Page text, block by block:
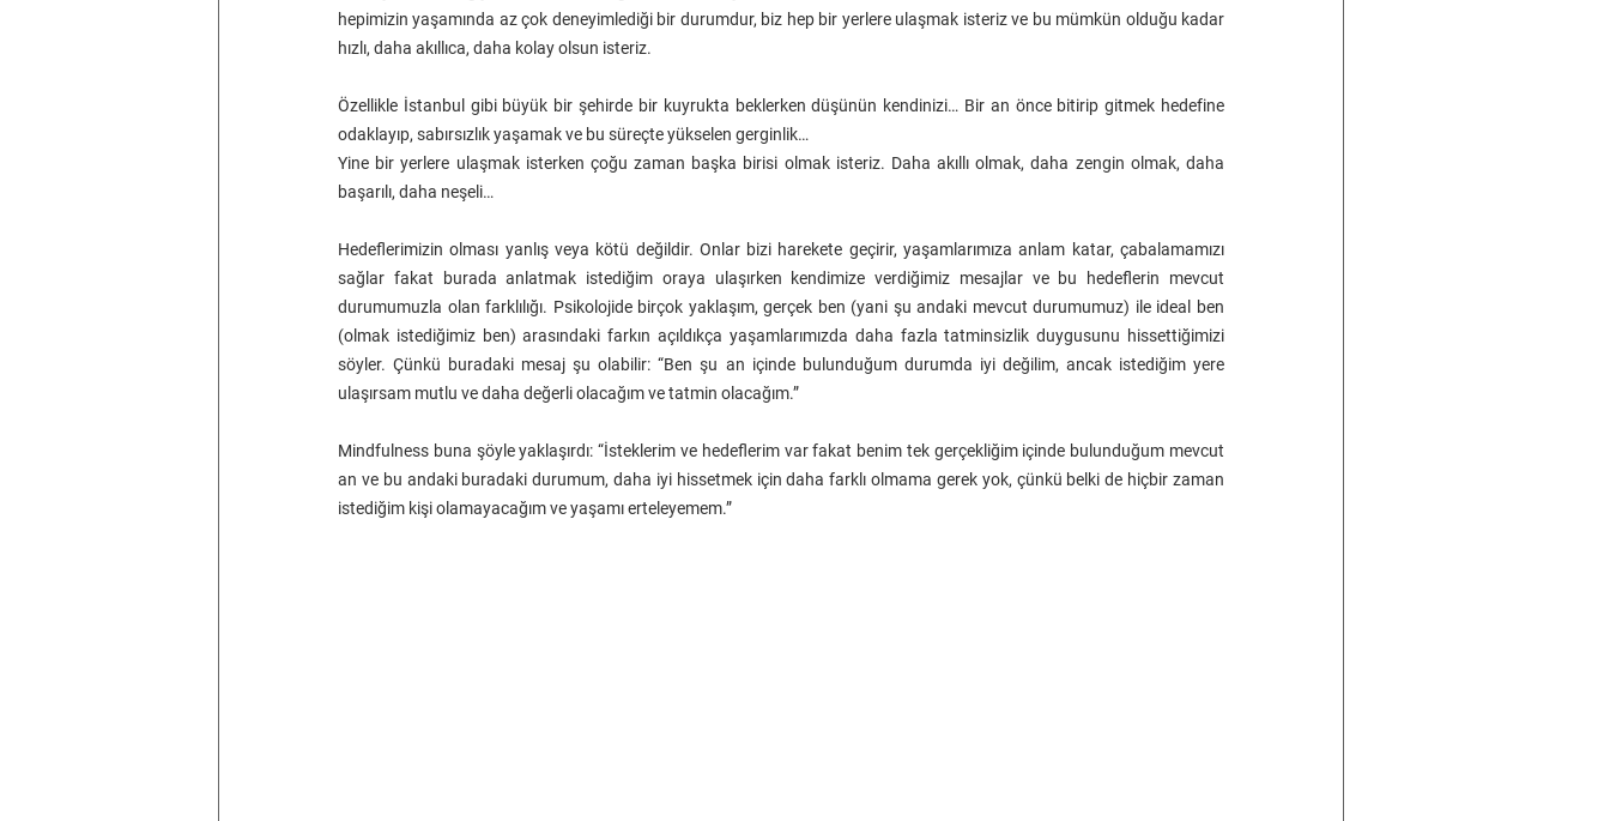
hepimizin yaşamında az çok deneyimlediği bir durumdur, biz hep bir yerlere ulaşmak isteriz ve bu mümkün olduğu kadar
hızlı, daha akıllıca, daha kolay olsun isteriz.
Özellikle İstanbul gibi büyük bir şehirde bir kuyrukta beklerken düşünün kendinizi… Bir an önce bitirip gitmek hedefine
odaklayıp, sabırsızlık yaşamak ve bu süreçte yükselen gerginlik…
Yine bir yerlere ulaşmak isterken çoğu zaman başka birisi olmak isteriz. Daha akıllı olmak, daha zengin olmak, daha
başarılı, daha neşeli…
Hedeflerimizin olması yanlış veya kötü değildir. Onlar bizi harekete geçirir, yaşamlarımıza anlam katar, çabalamamızı
sağlar fakat burada anlatmak istediğim oraya ulaşırken kendimize verdiğimiz mesajlar ve bu hedeflerin mevcut
durumumuzla olan farklılığı. Psikolojide birçok yaklaşım, gerçek ben (yani şu andaki mevcut durumumuz) ile ideal ben
(olmak istediğimiz ben) arasındaki farkın açıldıkça yaşamlarımızda daha fazla tatminsizlik duygusunu hissettiğimizi
söyler. Çünkü buradaki mesaj şu olabilir: “Ben şu an içinde bulunduğum durumda iyi değilim, ancak istediğim yere
ulaşırsam mutlu ve daha değerli olacağım ve tatmin olacağım.”
Mindfulness buna şöyle yaklaşırdı: “İsteklerim ve hedeflerim var fakat benim tek gerçekliğim içinde bulunduğum mevcut
an ve bu andaki buradaki durumum, daha iyi hissetmek için daha farklı olmama gerek yok, çünkü belki de hiçbir zaman
istediğim kişi olamayacağım ve yaşamı erteleyemem.”